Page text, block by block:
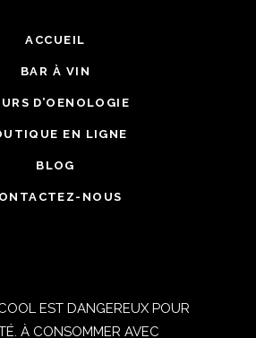
ACCUEIL
BAR À VIN
D’OENOLOGIE
EN LIGNE
BLOG
NOUS
EST DANGEREUX POUR
À CONSOMMER AVEC